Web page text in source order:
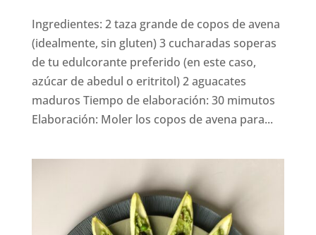
Ingredientes: 2 taza grande de copos de avena
(idealmente, sin gluten) 3 cucharadas soperas
de tu edulcorante preferido (en este caso,
azúcar de abedul o eritritol) 2 aguacates
maduros Tiempo de elaboración: 30 mimutos
Elaboración: Moler los copos de avena para...